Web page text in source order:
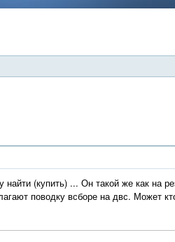
(купить) ... Он такой же как на
поводку всборе на двс. Может